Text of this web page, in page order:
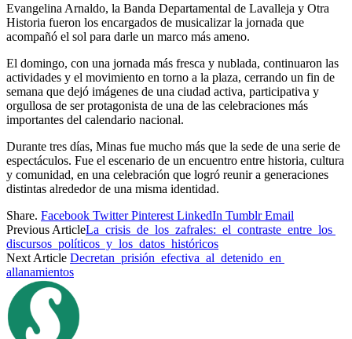
Evangelina Arnaldo, la Banda Departamental de Lavalleja y Otra
Historia fueron los encargados de musicalizar la jornada que
acompañó el sol para darle un marco más ameno.
El domingo, con una jornada más fresca y nublada, continuaron las
actividades y el movimiento en torno a la plaza, cerrando un fin de
semana que dejó imágenes de una ciudad activa, participativa y
orgullosa de ser protagonista de una de las celebraciones más
importantes del calendario nacional.
Durante tres días, Minas fue mucho más que la sede de una serie de
espectáculos. Fue el escenario de un encuentro entre historia, cultura
y comunidad, en una celebración que logró reunir a generaciones
distintas alrededor de una misma identidad.
Share. Facebook Twitter Pinterest LinkedIn Tumblr Email
Previous ArticleLa crisis de los zafrales: el contraste entre los
discursos políticos y los datos históricos
Next Article Decretan prisión efectiva al detenido en
allanamientos